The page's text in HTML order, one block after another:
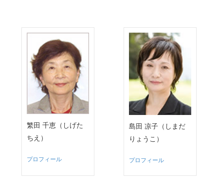
繁田 千恵（しげた
ちえ）
プロフィール
島田 凉子（しまだ
りょうこ）
プロフィール